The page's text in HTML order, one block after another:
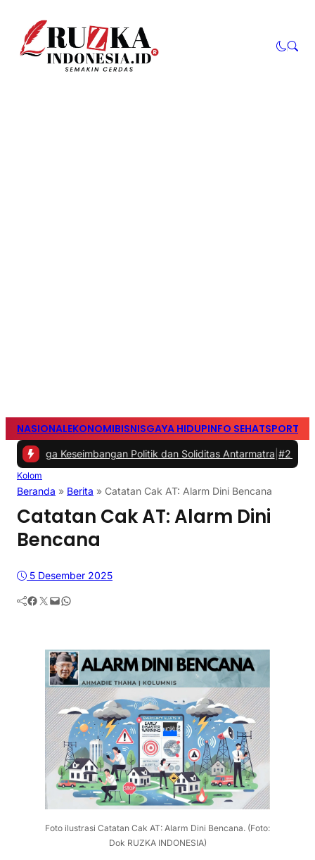
NASIONALEKONOMIBISNISGAYA HIDUPINFO SEHATSPORTS
Politik dan Soliditas Antarmatra| #2 -Persib
Kolom
Beranda » Berita » Catatan Cak AT: Alarm Dini Bencana
Catatan Cak AT: Alarm Dini
Bencana
5 Desember 2025
Facebook Twitter Mail WhatsApp
Foto ilustrasi Catatan Cak AT: Alarm Dini Bencana. (Foto:
Dok RUZKA INDONESIA)